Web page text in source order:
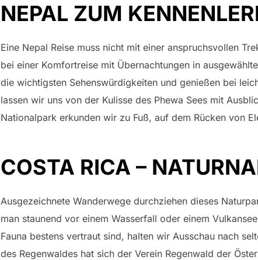
NEPAL ZUM
Eine Nepal Reise muss nicht mit einer anspruchsvollen
bei einer Komfortreise mit Übernachtungen in
die wichtigsten Sehenswürdigkeiten und genießen bei
lassen wir uns von der Kulisse des Phewa Sees mit
Nationalpark erkunden wir zu Fuß, auf dem Rücken von
COSTA RICA –
Ausgezeichnete Wanderwege durchziehen dieses
man staunend vor einem Wasserfall oder einem
Fauna bestens vertraut sind, halten wir Ausschau nach
des Regenwaldes hat sich der Verein Regenwald der